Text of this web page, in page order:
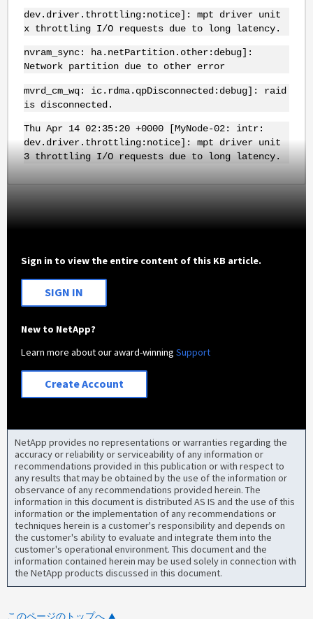
dev.driver.throttling:notice]: mpt driver unit
x throttling I/O requests due to long latency.
nvram_sync: ha.netPartition.other:debug]:
Network partition due to other error
mvrd_cm_wq: ic.rdma.qpDisconnected:debug]: raid
is disconnected.
Thu Apr 14 02:35:20 +0000 [MyNode-02: intr:
dev.driver.throttling:notice]: mpt driver unit
3 throttling I/O requests due to long latency.
Sign in to view the entire content of this KB article.
SIGN IN
New to NetApp?
Learn more about our award-winningSupport
Create Account
NetApp provides no representations or warranties regarding the
accuracy or reliability or serviceability of any information or
recommendations provided in this publication or with respect to
any results that may be obtained by the use of the information or
observance of any recommendations provided herein. The
information in this document is distributed AS IS and the use of this
information or the implementation of any recommendations or
techniques herein is a customer's responsibility and depends on
the customer's ability to evaluate and integrate them into the
customer's operational environment. This document and the
information contained herein may be used solely in connection with
the NetApp products discussed in this document.
このページのトップへ